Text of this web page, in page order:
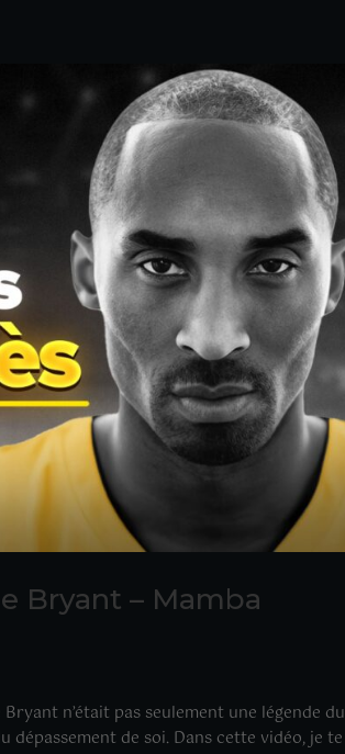
Bryant – Mamba
n’était pas seulement une légende du
de soi. Dans cette vidéo, je te